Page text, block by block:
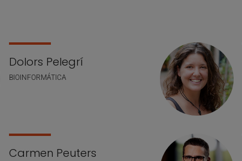
Dolors Pelegrí
BIOINFORMÁTICA
Carmen Peuters